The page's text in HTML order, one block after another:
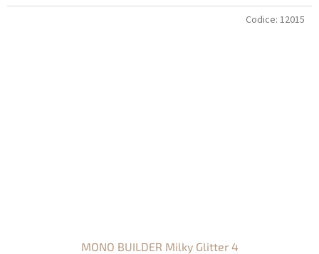
MONO BUILDER Milky Glitter 4
Codice: 12015